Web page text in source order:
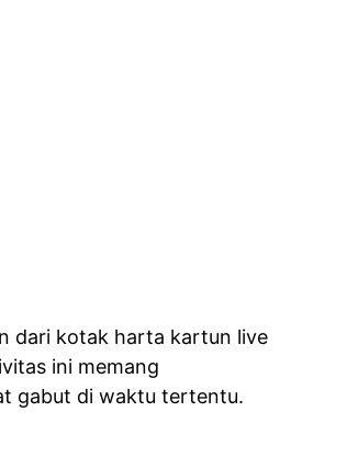
dari kotak harta kartun live
ini memang
gabut di waktu tertentu.